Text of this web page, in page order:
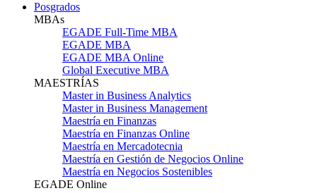
Posgrados
MBAs
EGADE Full-Time MBA
EGADE MBA
EGADE MBA Online
Global Executive MBA
MAESTRÍAS
Master in Business Analytics
Master in Business Management
Maestría en Finanzas
Maestría en Finanzas Online
Maestría en Mercadotecnia
Maestría en Gestión de Negocios Online
Maestría en Negocios Sostenibles
EGADE Online